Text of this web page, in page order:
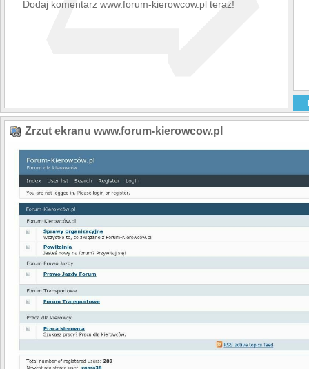
Dodaj komentarz www.forum-kierowcow.pl teraz!
Zrzut ekranu www.forum-kierowcow.pl